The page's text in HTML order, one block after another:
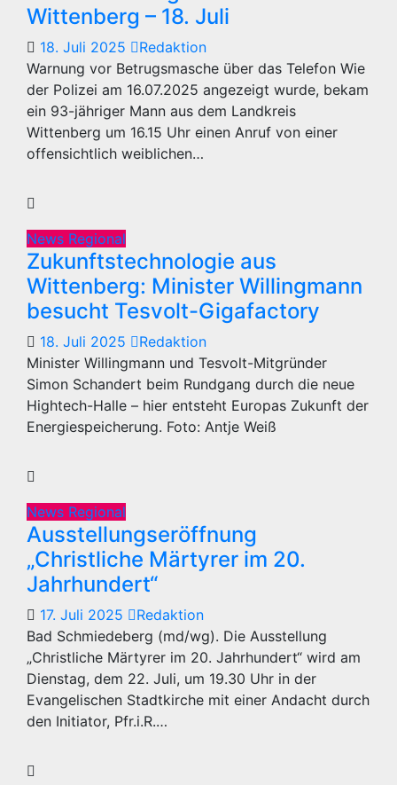
Wittenberg – 18. Juli
18. Juli 2025
Redaktion
Warnung vor Betrugsmasche über das Telefon Wie
der Polizei am 16.07.2025 angezeigt wurde, bekam
ein 93-jähriger Mann aus dem Landkreis
Wittenberg um 16.15 Uhr einen Anruf von einer
offensichtlich weiblichen…
News Regional
Zukunftstechnologie aus
Wittenberg: Minister Willingmann
besucht Tesvolt-Gigafactory
18. Juli 2025
Redaktion
Minister Willingmann und Tesvolt-Mitgründer
Simon Schandert beim Rundgang durch die neue
Hightech-Halle – hier entsteht Europas Zukunft der
Energiespeicherung. Foto: Antje Weiß
News Regional
Ausstellungseröffnung
„Christliche Märtyrer im 20.
Jahrhundert“
17. Juli 2025
Redaktion
Bad Schmiedeberg (md/wg). Die Ausstellung
„Christliche Märtyrer im 20. Jahrhundert“ wird am
Dienstag, dem 22. Juli, um 19.30 Uhr in der
Evangelischen Stadtkirche mit einer Andacht durch
den Initiator, Pfr.i.R.…